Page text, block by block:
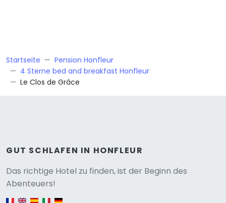
Startseite
Pension Honfleur
4 Sterne bed and breakfast Honfleur
Le Clos de Grâce
GUT SCHLAFEN IN HONFLEUR
Das richtige Hotel zu finden, ist der Beginn des
Abenteuers!
English version